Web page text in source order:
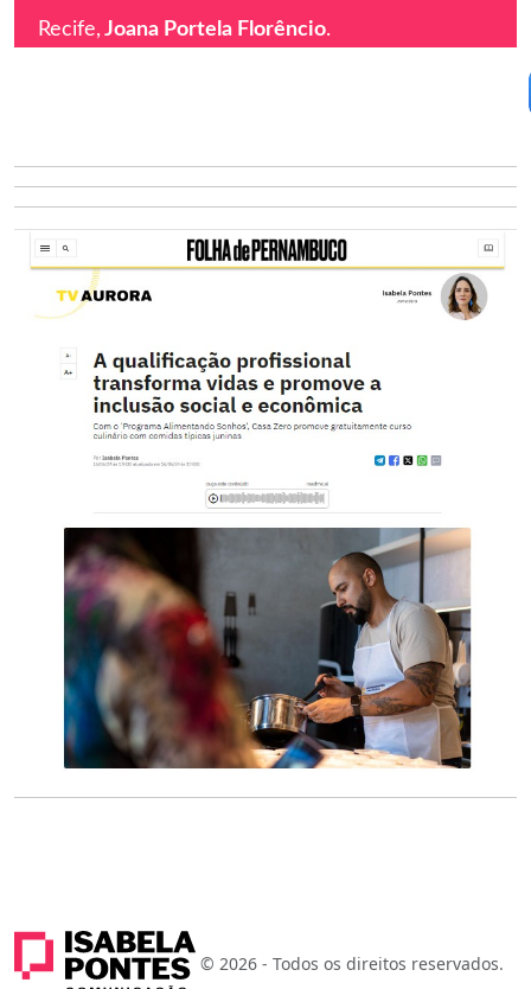
Recife, Joana Portela Florêncio.
© 2026 - Todos os direitos reservados.